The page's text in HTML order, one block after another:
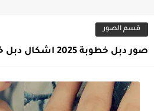
قسم الصور
صور دبل خطوبة 2025 اشكال دبل خطوبة جديدة